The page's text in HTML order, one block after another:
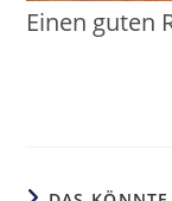
Einen guten